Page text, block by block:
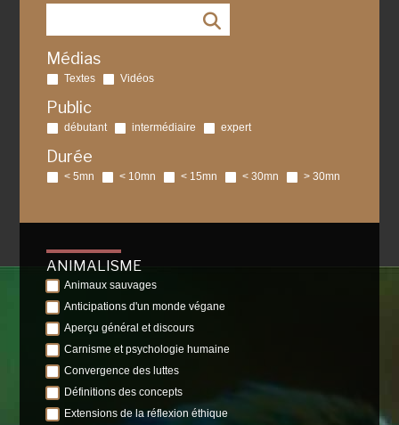
Médias
Textes Vidéos
Public
débutant intermédiaire expert
Durée
< 5mn < 10mn < 15mn < 30mn > 30mn
ANIMALISME
Animaux sauvages
Anticipations d'un monde végane
Aperçu général et discours
Carnisme et psychologie humaine
Convergence des luttes
Définitions des concepts
Extensions de la réflexion éthique